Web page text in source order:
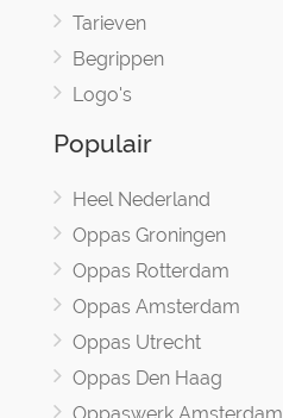
Tarieven
Begrippen
Logo's
Populair
Heel Nederland
Oppas Groningen
Oppas Rotterdam
Oppas Amsterdam
Oppas Utrecht
Oppas Den Haag